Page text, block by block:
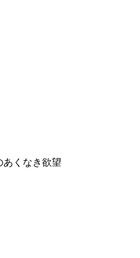
あくなき欲望